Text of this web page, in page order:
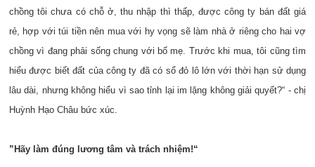
chồng tôi chưa có chỗ ở, thu nhập thì thấp, được công ty bán đất giá
rẻ, hợp với túi tiền nên mua với hy vọng sẽ làm nhà ở riêng cho hai vợ
chồng vì đang phải sống chung với bố mẹ. Trước khi mua, tôi cũng tìm
hiểu được biết đất của công ty đã có sổ đỏ lô lớn với thời hạn sử dụng
lâu dài, nhưng không hiểu vì sao tỉnh lại im lặng không giải quyết?“ - chị
Huỳnh Hạo Châu bức xúc.
”Hãy làm đúng lương tâm và trách nhiệm!“